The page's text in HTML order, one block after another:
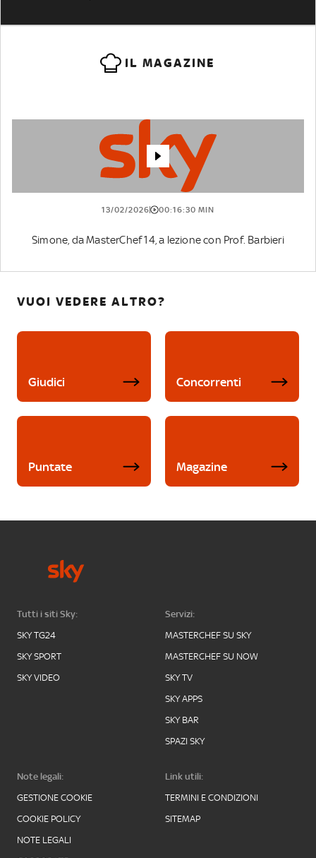
IL MAGAZINE
13/02/2026 00:16:30 MIN
Simone, da MasterChef 14, a lezione con Prof. Barbieri
VUOI VEDERE ALTRO?
Giudici Concorrenti
Puntate Magazine
Tutti i siti Sky:
SKY TG24
SKY SPORT
SKY VIDEO
Servizi:
MASTERCHEF SU SKY
MASTERCHEF SU NOW
SKY TV
SKY APPS
SKY BAR
SPAZI SKY
Note legali:
GESTIONE COOKIE
COOKIE POLICY
NOTE LEGALI
Link utili:
TERMINI E CONDIZIONI
SITEMAP